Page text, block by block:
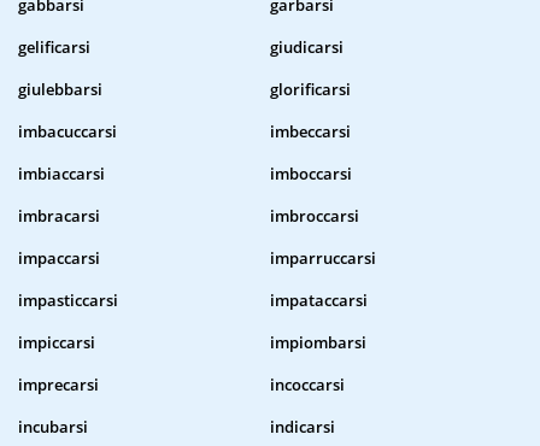
gabbarsi
garbarsi
gelificarsi
giudicarsi
giulebbarsi
glorificarsi
imbacuccarsi
imbeccarsi
imbiaccarsi
imboccarsi
imbracarsi
imbroccarsi
impaccarsi
imparruccarsi
impasticcarsi
impataccarsi
impiccarsi
impiombarsi
imprecarsi
incoccarsi
incubarsi
indicarsi